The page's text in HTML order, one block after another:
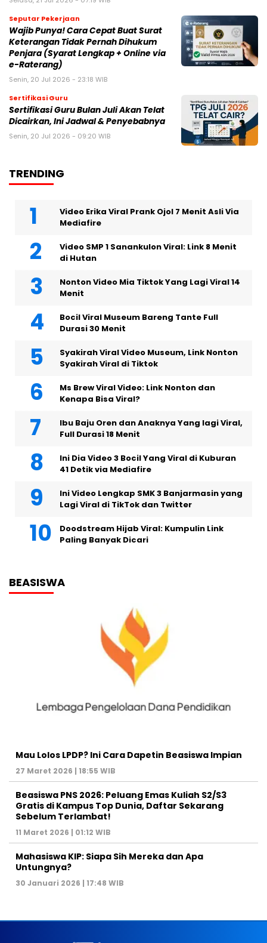
Seputar Pekerjaan
Wajib Punya! Cara Cepat Buat Surat
Keterangan Tidak Pernah Dihukum
Penjara (Syarat Lengkap + Online via
e-Raterang)
Senin, 20 Jul 2026 - 23:18 WIB
Sertifikasi Guru
Sertifikasi Guru Bulan Juli Akan Telat
Dicairkan, Ini Jadwal & Penyebabnya
Senin, 20 Jul 2026 - 09:20 WIB
TRENDING
Video Erika Viral Prank Ojol 7 Menit Asli Via
Mediafire
Video SMP 1 Sanankulon Viral: Link 8 Menit
di Hutan
Nonton Video Mia Tiktok Yang Lagi Viral 14
Menit
Bocil Viral Museum Bareng Tante Full
Durasi 30 Menit
Syakirah Viral Video Museum, Link Nonton
Syakirah Viral di Tiktok
Ms Brew Viral Video: Link Nonton dan
Kenapa Bisa Viral?
Ibu Baju Oren dan Anaknya Yang lagi Viral,
Full Durasi 18 Menit
Ini Dia Video 3 Bocil Yang Viral di Kuburan
41 Detik via Mediafire
Ini Video Lengkap SMK 3 Banjarmasin yang
Lagi Viral di TikTok dan Twitter
Doodstream Hijab Viral: Kumpulin Link
Paling Banyak Dicari
BEASISWA
Mau Lolos LPDP? Ini Cara Dapetin Beasiswa Impian
27 Maret 2026 | 18:55 WIB
Beasiswa PNS 2026: Peluang Emas Kuliah S2/S3
Gratis di Kampus Top Dunia, Daftar Sekarang
Sebelum Terlambat!
11 Maret 2026 | 01:12 WIB
Mahasiswa KIP: Siapa Sih Mereka dan Apa
Untungnya?
30 Januari 2026 | 17:48 WIB